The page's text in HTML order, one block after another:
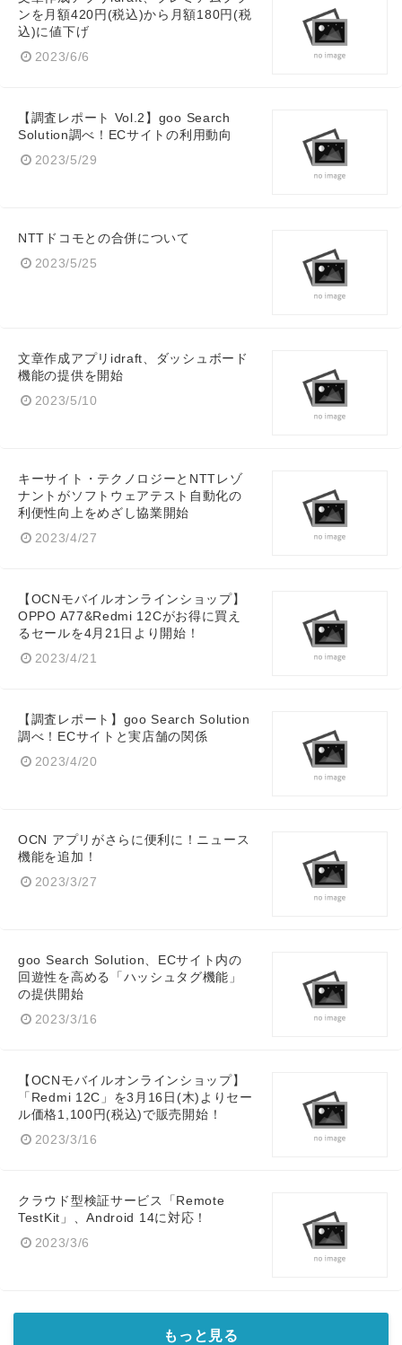
ンを月額420円(税込)から月額180円(税
込)に値下げ
2023/6/6
【調査レポート Vol.2】goo Search
Solution調べ！ECサイトの利用動向
2023/5/29
NTTドコモとの合併について
2023/5/25
文章作成アプリidraft、ダッシュボード
機能の提供を開始
2023/5/10
キーサイト・テクノロジーとNTTレゾ
ナントがソフトウェアテスト自動化の
利便性向上をめざし協業開始
2023/4/27
【OCNモバイルオンラインショップ】
OPPO A77&Redmi 12Cがお得に買え
るセールを4月21日より開始！
2023/4/21
【調査レポート】goo Search Solution
調べ！ECサイトと実店舗の関係
2023/4/20
OCN アプリがさらに便利に！ニュース
機能を追加！
2023/3/27
goo Search Solution、ECサイト内の
回遊性を高める「ハッシュタグ機能」
の提供開始
2023/3/16
【OCNモバイルオンラインショップ】
「Redmi 12C」を3月16日(木)よりセー
ル価格1,100円(税込)で販売開始！
2023/3/16
クラウド型検証サービス「Remote
TestKit」、Android 14に対応！
2023/3/6
もっと見る